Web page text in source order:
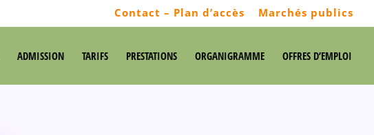
Contact – Plan d’accès Marchés publics
ADMISSION TARIFS PRESTATIONS ORGANIGRAMME OFFRES D’EMPLOI